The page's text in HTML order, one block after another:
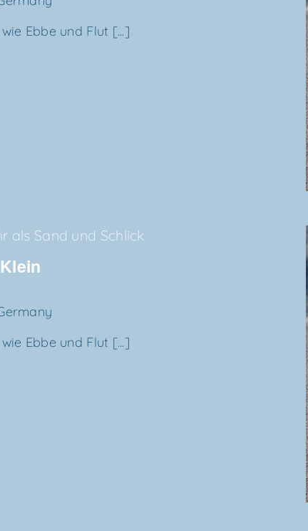
Ebbe und Flut [...]
als Sand und Schlick
Ebbe und Flut [...]